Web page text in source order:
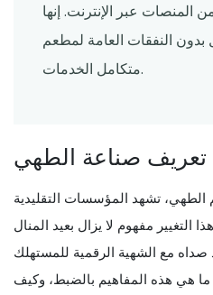
المنصات عبر الإنترنت. إنها
النفقات العامة لمطعم
متكامل الخدمات.
تعريف صناعة الطهي
الطهي، تشهد المؤسسات التقليدية
التغيير مفهوم لا يزال بعيد المنال
صداه مع الشهية الرقمية للمستهلك
هي هذه المفاهيم بالضبط، وكيف